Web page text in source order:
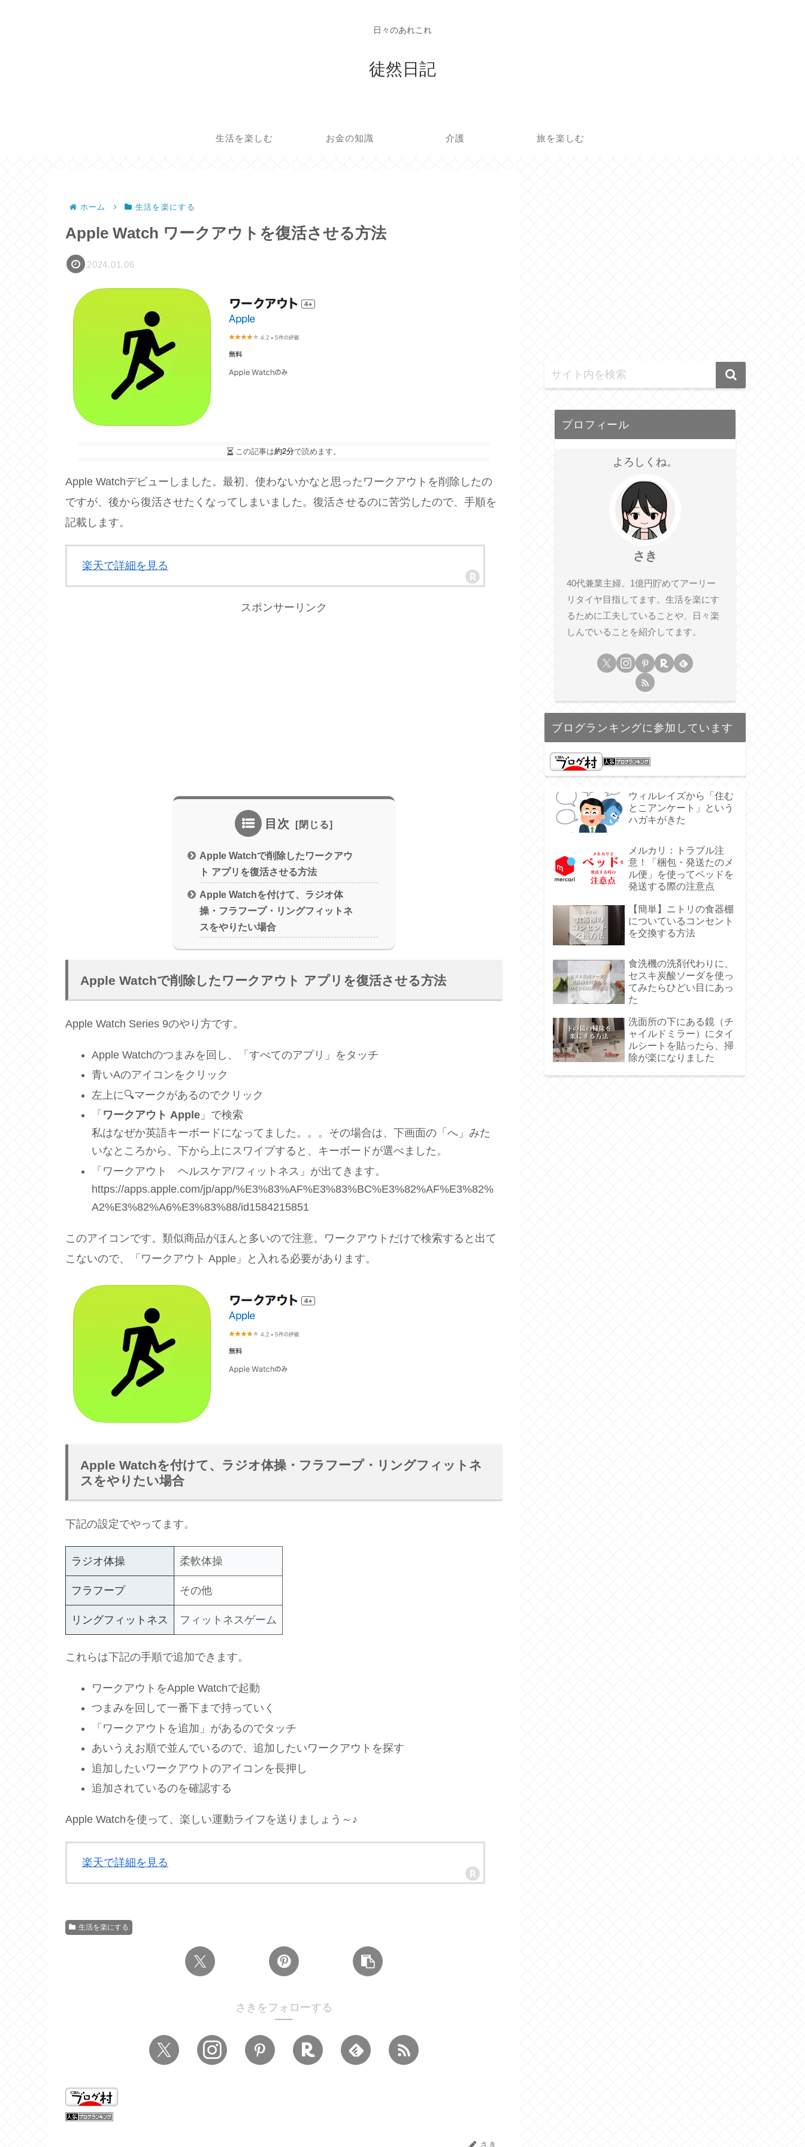
日々のあれこれ
徒然日記
生活を楽しむ お金の知識 介護 旅を楽しむ
ホーム 生活を楽にする
Apple Watch ワークアウトを復活させる方法
2024.01.06
この記事は約2分で読めます。
Apple Watchデビューしました。最初、使わないかなと思ったワークアウトを削除したの
ですが、後から復活させたくなってしまいました。復活させるのに苦労したので、手順を
記載します。
楽天で詳細を見る
スポンサーリンク
目次
Apple Watchで削除したワークアウ
ト アプリを復活させる方法
Apple Watchを付けて、ラジオ体
操・フラフープ・リングフィットネ
スをやりたい場合
Apple Watchで削除したワークアウト アプリを復活させる方法
Apple Watch Series 9のやり方です。
Apple Watchのつまみを回し、「すべてのアプリ」をタッチ
青いAのアイコンをクリック
左上に🔍マークがあるのでクリック
「 ワークアウト Apple」で検索
私はなぜか英語キーボードになってました。。。その場合は、下画面の「へ」みた
いなところから、下から上にスワイプすると、キーボードが選べました。
「ワークアウト ヘルスケア/フィットネス」が出てきます。
https://apps.apple.com/jp/app/%E3%83%AF%E3%83%BC%E3%82%AF%E3%82%
A2%E3%82%A6%E3%83%88/id1584215851
このアイコンです。類似商品がほんと多いので注意。ワークアウトだけで検索すると出て
こないので、「ワークアウト Apple」と入れる必要があります。
Apple Watchを付けて、ラジオ体操・フラフープ・リングフィットネ
スをやりたい場合
下記の設定でやってます。
ラジオ体操 柔軟体操
フラフープ その他
リングフィットネス フィットネスゲーム
これらは下記の手順で追加できます。
ワークアウトをApple Watchで起動
つまみを回して一番下まで持っていく
「ワークアウトを追加」があるのでタッチ
あいうえお順で並んでいるので、追加したいワークアウトを探す
追加したいワークアウトのアイコンを長押し
追加されているのを確認する
Apple Watchを使って、楽しい運動ライフを送りましょう～♪
楽天で詳細を見る
生活を楽にする
さきをフォローする
さき
プロフィール
よろしくね。
さき
40代兼業主婦。1億円貯めてアーリー
リタイヤ目指してます。生活を楽にす
るために工夫していることや、日々楽
しんでいることを紹介してます。
ブログランキングに参加しています
ウィルレイズから「住む
とこアンケート」という
ハガキがきた
メルカリ：トラブル注
意！「梱包・発送たのメ
ル便」を使ってベッドを
発送する際の注意点
【簡単】ニトリの食器棚
についているコンセント
を交換する方法
食洗機の洗剤代わりに、
セスキ炭酸ソーダを使っ
てみたらひどい目にあっ
た
洗面所の下にある鏡（チ
ャイルドミラー）にタイ
ルシートを貼ったら、掃
除が楽になりました